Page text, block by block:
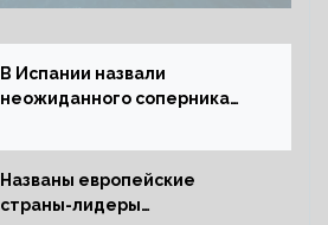
В Испании назвали
неожиданного соперника
Названы европейские
страны-лидеры